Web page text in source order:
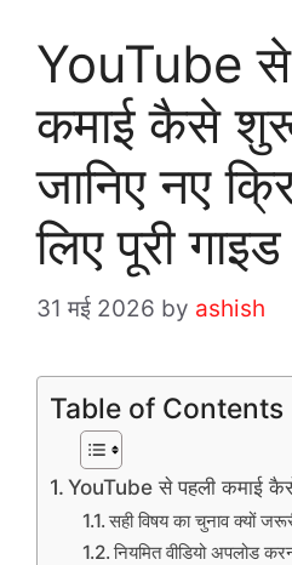
YouTube से
कमाई कैसे
जानिए नए
लिए पूरी गाइड
31 मई 2026 by ashish
Table of Contents
YouTube से पहली कमाई
सही विषय का चुनाव क्यों
नियमित वीडियो अपलोड